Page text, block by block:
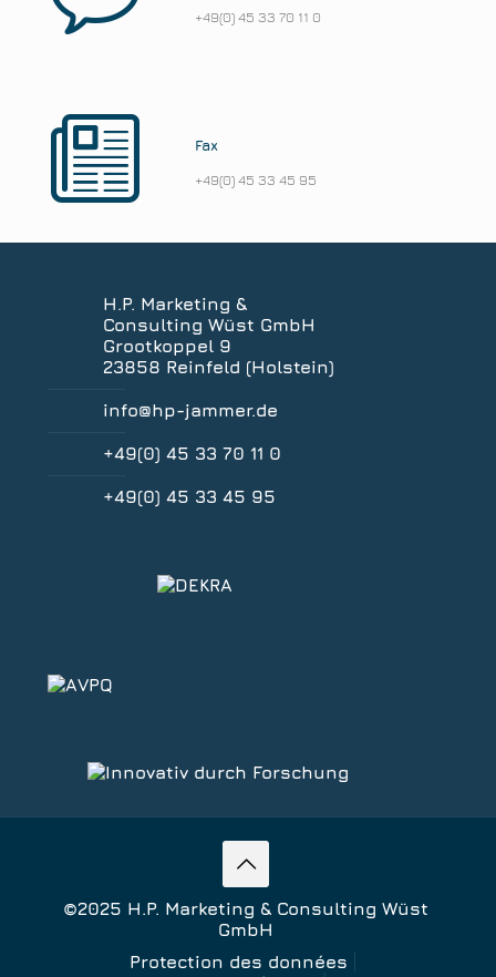
+49(0) 45 33 70 11 0
Fax
+49(0) 45 33 45 95
H.P. Marketing &
Consulting Wüst GmbH
Grootkoppel 9
23858 Reinfeld (Holstein)
info@hp-jammer.de
+49(0) 45 33 70 11 0
+49(0) 45 33 45 95
©2025 H.P. Marketing & Consulting Wüst
GmbH
Protection des données